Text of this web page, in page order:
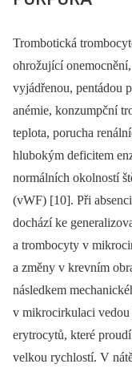
Trombotická
ohrožující
vyjádřenou, pentádou
anémie, konzumpční
teplota, porucha
hlubokým deficitem
normálních okolností
(vWF) [10]. Při
dochází ke
a trombocyty v
a změny v krevním
následkem
v mikrocirkulaci vedou
erytrocytů, které
velkou rychlostí. V